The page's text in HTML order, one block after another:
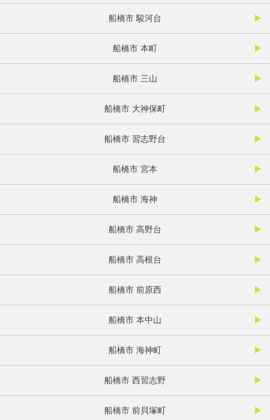
船橋市 駿河台
船橋市 本町
船橋市 三山
船橋市 大神保町
船橋市 習志野台
船橋市 宮本
船橋市 海神
船橋市 高野台
船橋市 高根台
船橋市 前原西
船橋市 本中山
船橋市 海神町
船橋市 西習志野
船橋市 前貝塚町